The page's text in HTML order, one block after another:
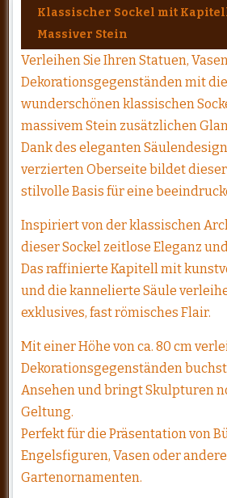
Klassischer Sockel mit Kapitell
Massiver Stein
Verleihen Sie Ihren Statuen,
Dekorationsgegenständen mit
wunderschönen klassischen
massivem Stein zusätzlichen
Dank des eleganten
verzierten Oberseite bildet dieser
stilvolle Basis für eine
Inspiriert von der klassischen
dieser Sockel zeitlose Eleganz
Das raffinierte Kapitell mit
und die kannelierte Säule
exklusives, fast römisches Flair.
Mit einer Höhe von ca. 80 cm
Dekorationsgegenständen
Ansehen und bringt Skulpturen
Geltung.
Perfekt für die Präsentation von
Engelsfiguren, Vasen oder
Gartenornamenten.